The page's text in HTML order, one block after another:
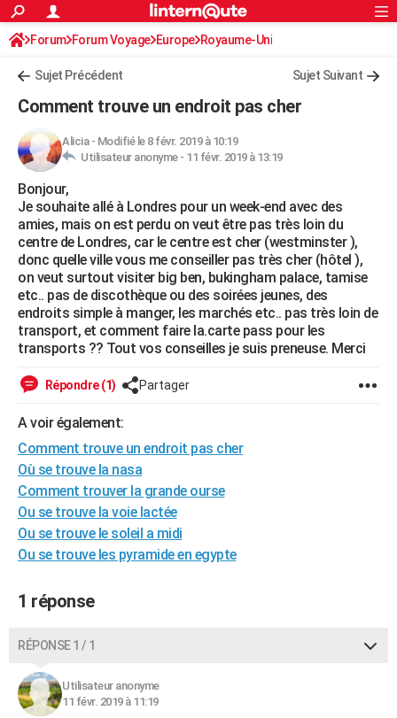
ACTUALITÉS
Politique
Société
Faits Divers
Education
Monde
Villes
+
Retraite
Impôts
Epargne
Immobilier
Risques naturels par ville
Banque
Assurance
Crédit
AUTO
Essais
Réserver un essai
Citadines
Berlines
SUV
Forum auto
+HIGH-TECH
Mobiles
Meilleur smartphone
Internet
Ordinateurs
Jeux vidéo
Guide high-tech
+BRICOLAGE
Forum
Aménagement intérieur
Extérieur
Cuisine
Salle de bains
Jardinage
Rangement
WEEK-END
Guides de France
Escapades
Patrimoine
Expositions
Musées
Week-end nature
LIFESTYLE
Art de vivre
Bien-être
Loisirs
ModeModes de vie
SANTE
Alimentation
Guide de la santé
Maladies
Médicaments
Sommeil
VOYAGE
Destinations
City break
Voyage nature
Voyage de noces
Forum
Climat
PHOTO
GUIDES D'ACHAT
BONS PLANS
CARTE DE VOEUX
Carte de Noël
Carte Bonne année
Carte Saint-Valentin
Carte Pâques
Carte d'anniversaire
DICTIONNAIRE
Dictionnaire
Biographies
Citations
Expressions
Proverbes
PROGRAMME TV
AVIS DE DÉCÈS
FORUM
S'inscrire
Connexion
Forum Forum Voyage Europe Royaume-Uni
Sujet Précédent Sujet Suivant
Comment trouve un endroit pas cher
Alicia- Modifié le 8 févr. 2019 à 10:19
Utilisateur anonyme - 11 févr. 2019 à 13:19
Bonjour,
Je souhaite allé à Londres pour un week-end avec des
amies, mais on est perdu on veut être pas très loin du
centre de Londres, car le centre est cher (westminster ),
donc quelle ville vous me conseiller pas très cher (hôtel ),
on veut surtout visiter big ben, bukingham palace, tamise
etc.. pas de discothèque ou des soirées jeunes, des
endroits simple à manger, les marchés etc.. pas très loin de
transport, et comment faire la.carte pass pour les
transports ?? Tout vos conseilles je suis preneuse. Merci
Répondre (1) Partager
A voir également:
Comment trouve un endroit pas cher
Où se trouve la nasa
Comment trouver la grande ourse
Ou se trouve la voie lactée
Ou se trouve le soleil a midi
Ou se trouve les pyramide en egypte
1 réponse
RÉPONSE 1 / 1
Utilisateur anonyme
11 févr. 2019 à 11:19